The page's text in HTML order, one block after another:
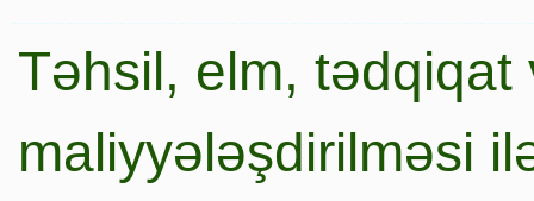
Təhsil, elm,
maliyyələşdirilməsi